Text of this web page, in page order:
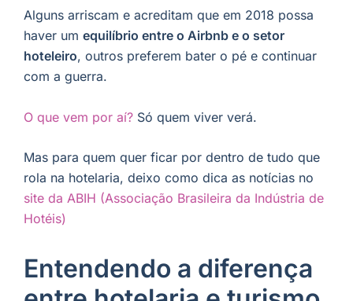
Alguns arriscam e acreditam que em 2018 possa
haver um equilíbrio entre o Airbnb e o setor
hoteleiro, outros preferem bater o pé e continuar
com a guerra.
O que vem por aí? Só quem viver verá.
Mas para quem quer ficar por dentro de tudo que
rola na hotelaria, deixo como dica as notícias no
site da ABIH (Associação Brasileira da Indústria de
Hotéis)
Entendendo a diferença